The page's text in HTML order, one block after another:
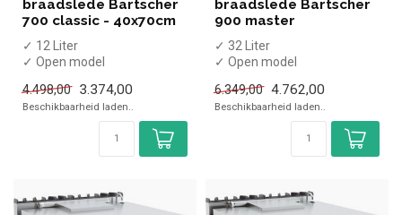
braadslede Bartscher
700 classic - 40x70cm
✓ 12 Liter
✓ Open model
✓ 400 Volt
4.498,00 3.374,00
Beschikbaarheid laden..
braadslede Bartscher
900 master
✓ 32 Liter
✓ Open model
✓ 400 Volt
6.349,00 4.762,00
Beschikbaarheid laden..